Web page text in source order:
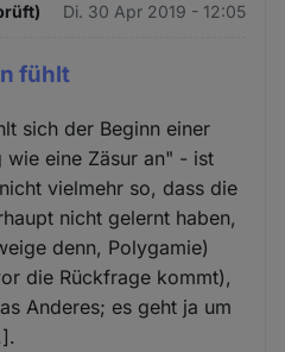
Di. 30 Apr 2019 - 12:05
fühlt
sich der Beginn einer
wie eine Zäsur an" - ist
vielmehr so, dass die
nicht gelernt haben,
denn, Polygamie)
die Rückfrage kommt),
Anderes; es geht ja um